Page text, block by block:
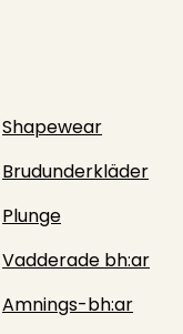
Shapewear
Brudunderkläder
Plunge
Vadderade bh:ar
Amnings-bh:ar